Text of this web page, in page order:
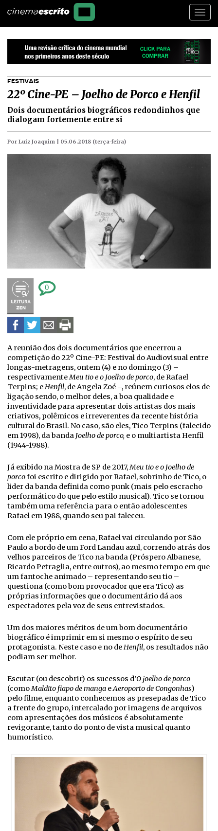
FESTIVAIS
22º Cine-PE – Joelho de Porco e Henfil
Dois documentários biográficos redondinhos que
dialogam fortemente entre si
Por Luiz Joaquim | 05.06.2018 (terça-feira)
0
A reunião dos dois documentários que encerrou a
competição do 22º Cine-PE: Festival do Audiovisual entre
longas-metragens, ontem (4) e no domingo (3) –
respectivamenteMeu tio e o Joelho de porco, de Rafael
Terpins; eHenfil, de Angela Zoé –, reúnem curiosos elos de
ligação sendo, o melhor deles, a boa qualidade e
inventividade para apresentar dois artistas dos mais
criativos, polêmicos e irreverentes da recente história
cultural do Brasil. No caso, são eles, Tico Terpins (falecido
em 1998), da banda Joelho de porco, e o multiartista Henfil
(1944-1988).
Já exibido na Mostra de SP de 2017,Meu tio e o Joelho de
porcofoi escrito e dirigido por Rafael, sobrinho de Tico, o
lider da banda definida como punk (mais pelo escracho
performático do que pelo estilo musical). Tico se tornou
também uma referência para o então adolescentes
Rafael em 1988, quando seu pai faleceu.
Com ele próprio em cena, Rafael vai circulando por São
Paulo a bordo de um Ford Landau azul, correndo atrás dos
velhos parceiros de Tico na banda (Próspero Albanese,
Ricardo Petraglia, entre outros), ao mesmo tempo em que
um fantoche animado – representando seu tio –
questiona (como bom provocador que era Tico) as
próprias informações que o documentário dá aos
espectadores pela voz de seus entrevistados.
Um dos maiores méritos de um bom documentário
biográfico é imprimir em si mesmo o espírito de seu
protagonista. Neste caso e no deHenfil, os resultados não
podiam ser melhor.
Escutar (ou descobrir) os sucessos d’O joelho de porco
(comoMaldito fiapo de manga eAeroporto de Congonhas)
pelo filme, enquanto conhecemos as presepadas de Tico
a frente do grupo, intercalado por imagens de arquivos
com apresentações dos músicos é absolutamente
revigorante, tanto do ponto de vista musical quanto
humorístico.